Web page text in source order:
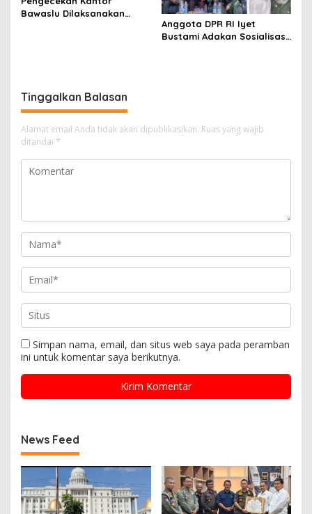
Bawaslu Dilaksanakan
Anggota DPR RI Iyet
Bustami Adakan Sosialisasi
Tinggalkan Balasan
Alamat email Anda tidak akan dipublikasikan. Ruas yang wajib
ditandai *
Simpan nama, email, dan situs web saya pada peramban
ini untuk komentar saya berikutnya.
News Feed